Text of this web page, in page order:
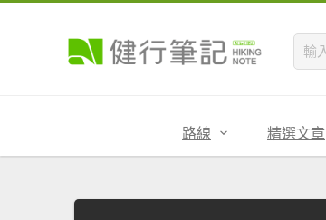
路線 精選文章